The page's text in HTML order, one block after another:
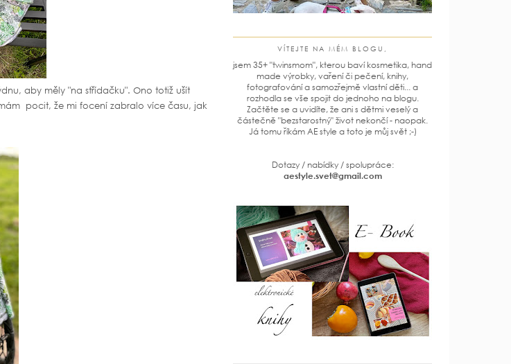
aby měly "na střídačku". Ono totiž ušít
pocit, že mi focení zabralo více času, jak
VÍTEJTE NA MÉM BLOGU,
jsem 35+ "twinsmom", kterou baví kosmetika, hand
made výrobky, vaření či pečení, knihy,
fotografování a samozřejmě vlastní děti... a
rozhodla se vše spojit do jednoho na blogu.
Začtěte se a uvidíte, že ani s dětmi veselý a
částečně "bezstarostný" život nekončí - naopak.
Já tomu říkám AE style a toto je můj svět ;-)
Dotazy / nabídky / spolupráce:
aestyle.svet@gmail.com